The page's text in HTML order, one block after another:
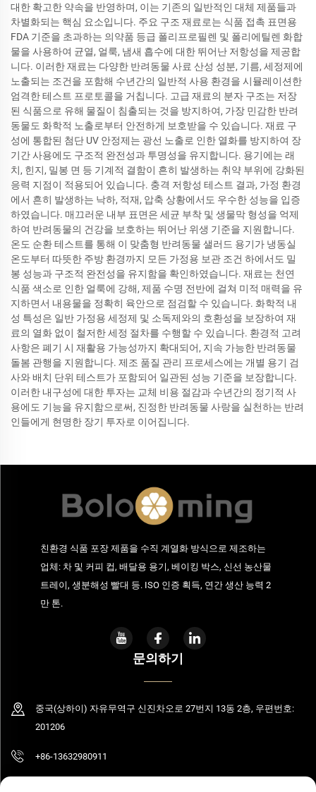
대한 확고한 약속을 반영하며, 이는 기존의 일반적인 대체 제품들과
차별화되는 핵심 요소입니다. 주요 구조 재료로는 식품 접촉 표면용
FDA 기준을 초과하는 의약품 등급 폴리프로필렌 및 폴리에틸렌 화합
물을 사용하여 균열, 얼룩, 냄새 흡수에 대한 뛰어난 저항성을 제공합
니다. 이러한 재료는 다양한 반려동물 사료 산성 성분, 기름, 세정제에
노출되는 조건을 포함해 수년간의 일반적 사용 환경을 시뮬레이션한
엄격한 테스트 프로토콜을 거칩니다. 고급 재료의 분자 구조는 저장
된 식품으로 유해 물질이 침출되는 것을 방지하여, 가장 민감한 반려
동물도 화학적 노출로부터 안전하게 보호받을 수 있습니다. 재료 구
성에 통합된 첨단 UV 안정제는 광선 노출로 인한 열화를 방지하여 장
기간 사용에도 구조적 완전성과 투명성을 유지합니다. 용기에는 래
치, 힌지, 밀봉 면 등 기계적 결함이 흔히 발생하는 취약 부위에 강화된
응력 지점이 적용되어 있습니다. 충격 저항성 테스트 결과, 가정 환경
에서 흔히 발생하는 낙하, 적재, 압축 상황에서도 우수한 성능을 입증
하였습니다. 매끄러운 내부 표면은 세균 부착 및 생물막 형성을 억제
하여 반려동물의 건강을 보호하는 뛰어난 위생 기준을 지원합니다.
온도 순환 테스트를 통해 이 맞춤형 반려동물 샐러드 용기가 냉동실
온도부터 따뜻한 주방 환경까지 모든 가정용 보관 조건 하에서도 밀
봉 성능과 구조적 완전성을 유지함을 확인하였습니다. 재료는 천연
식품 색소로 인한 얼룩에 강해, 제품 수명 전반에 걸쳐 미적 매력을 유
지하면서 내용물을 정확히 육안으로 점검할 수 있습니다. 화학적 내
성 특성은 일반 가정용 세정제 및 소독제와의 호환성을 보장하여 재
료의 열화 없이 철저한 세정 절차를 수행할 수 있습니다. 환경적 고려
사항은 폐기 시 재활용 가능성까지 확대되어, 지속 가능한 반려동물
돌봄 관행을 지원합니다. 제조 품질 관리 프로세스에는 개별 용기 검
사와 배치 단위 테스트가 포함되어 일관된 성능 기준을 보장합니다.
이러한 내구성에 대한 투자는 교체 비용 절감과 수년간의 정기적 사
용에도 기능을 유지함으로써, 진정한 반려동물 사랑을 실천하는 반려
인들에게 현명한 장기 투자로 이어집니다.
친환경 식품 포장 제품을 수직 계열화 방식으로 제조하는
업체: 차 및 커피 컵, 배달용 용기, 베이킹 박스, 신선 농산물
트레이, 생분해성 빨대 등. ISO 인증 획득, 연간 생산 능력 2
만 톤.
문의하기
중국(상하이) 자유무역구 신진차오로 27번지 13동 2층, 우편번호:
201206
+86-13632980911